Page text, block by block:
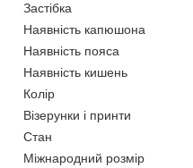
Застібка
Наявність капюшона
Наявність пояса
Наявність кишень
Колір
Візерунки і принти
Стан
Міжнародний розмір